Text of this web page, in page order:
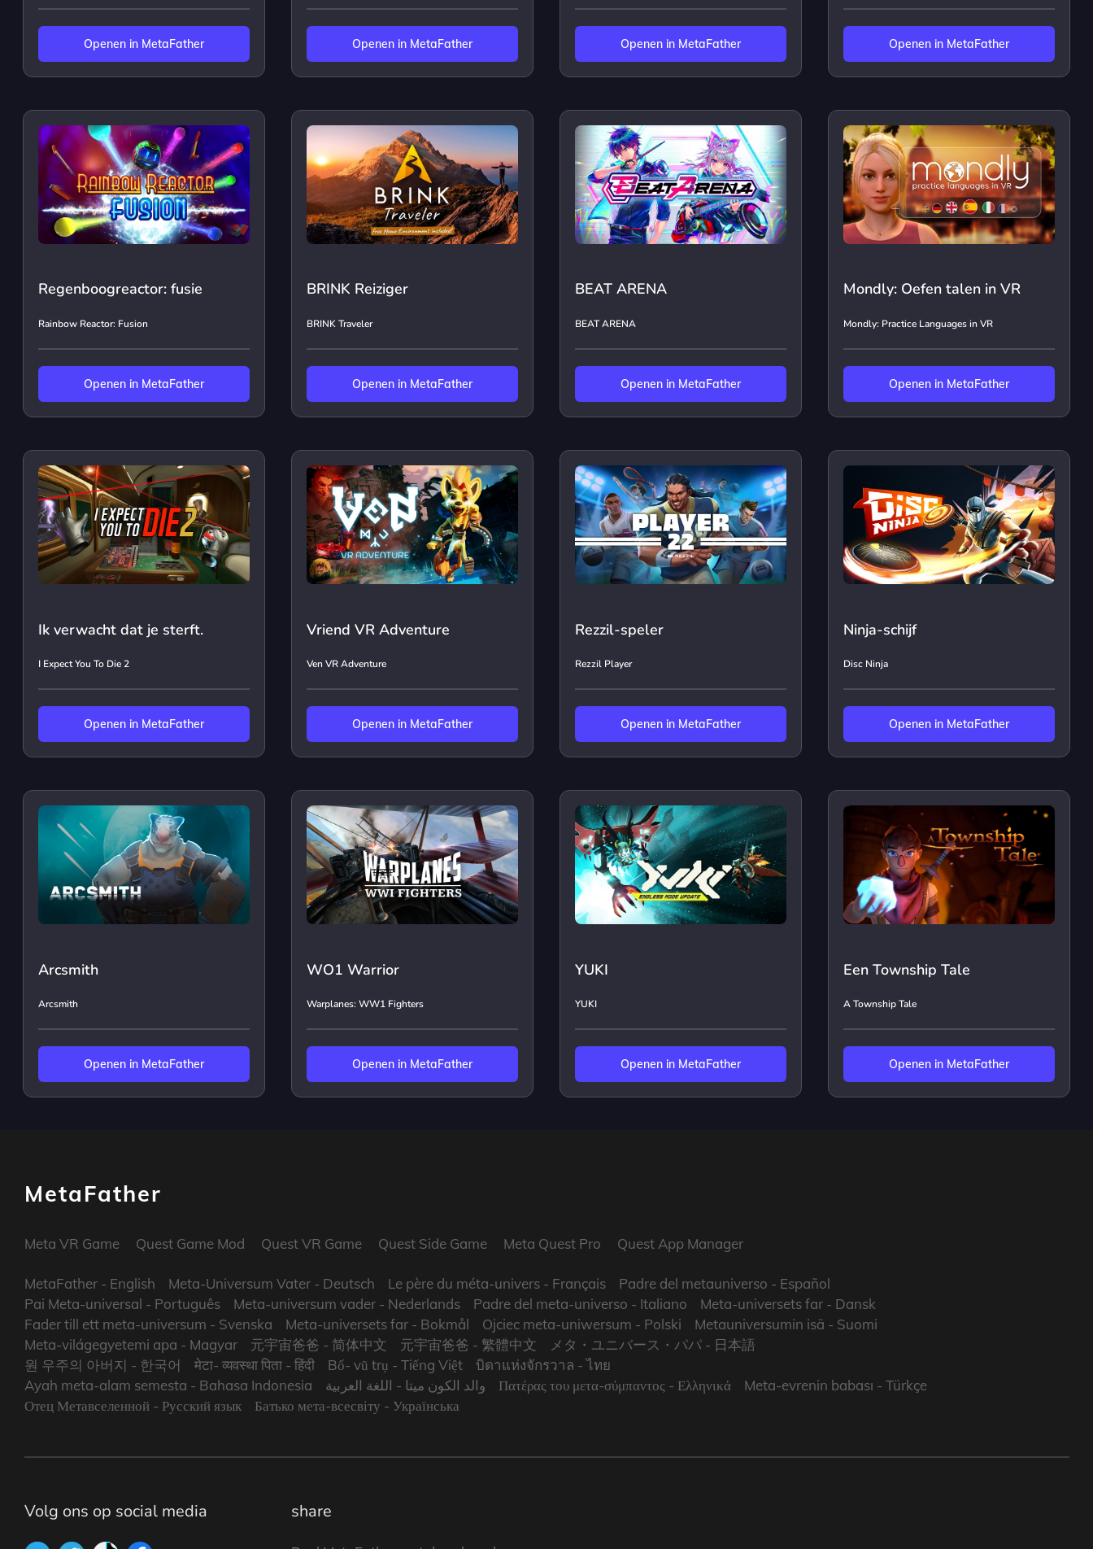
Openen in MetaFather Openen in MetaFather Openen in MetaFather Openen in MetaFather
Regenboogreactor: fusie
Rainbow Reactor: Fusion
Openen in MetaFather
BRINK Reiziger
BRINK Traveler
Openen in MetaFather
BEAT ARENA
BEAT ARENA
Openen in MetaFather
Mondly: Oefen talen in VR
Mondly: Practice Languages in VR
Openen in MetaFather
Ik verwacht dat je sterft.
I Expect You To Die 2
Openen in MetaFather
Vriend VR Adventure
Ven VR Adventure
Openen in MetaFather
Rezzil-speler
Rezzil Player
Openen in MetaFather
Ninja-schijf
Disc Ninja
Openen in MetaFather
Arcsmith
Arcsmith
Openen in MetaFather
WO1 Warrior
Warplanes: WW1 Fighters
Openen in MetaFather
YUKI
YUKI
Openen in MetaFather
Een Township Tale
A Township Tale
Openen in MetaFather
MetaFather
Meta VR Game Quest Game Mod Quest VR Game Quest Side Game Meta Quest Pro Quest App Manager
MetaFather- English Meta-Universum Vater- Deutsch Le père du méta-univers- Français Padre del metauniverso - Español
Pai Meta-universal - Português Meta-universum vader- Nederlands Padre del meta-universo - Italiano Meta-universets far- Dansk
Fader till ett meta-universum - Svenska Meta-universets far- Bokmål Ojciec meta-uniwersum - Polski Metauniversumin isä - Suomi
Meta-világegyetemi apa - Magyar 元宇宙爸爸 - 简体中文 元宇宙爸爸 - 繁體中文 メタ・ユニバース・パパ- 日本語
원 우주의 아버지 - 한국어 मेटा- व्यवस्था पिता- हिंदी Bố- vũ trụ - Tiếng Việt บิดาแห่งจักรวาล - ไทย
Ayah meta-alam semesta - Bahasa Indonesia والد الكون ميتا - اللغة العربية Πατέρας του μετα-σύμπαντος - Ελληνικά Meta-evrenin babası - Türkçe
Отец Метавселенной - Русский язык Батько мета-всесвіту - Українська
Volg ons op social media share